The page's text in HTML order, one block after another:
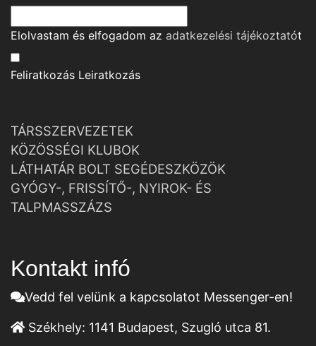
Elolvastam és elfogadom az adatkezelési tájékoztatót
Feliratkozás Leiratkozás
TÁRSSZERVEZETEK
KÖZÖSSÉGI KLUBOK
LÁTHATÁR BOLT SEGÉDESZKÖZÖK
GYÓGY-, FRISSÍTŐ-, NYIROK- ÉS
TALPMASSZÁZS
Kontakt infó
Vedd fel velünk a kapcsolatot Messenger-en!
Székhely: 1141 Budapest, Szugló utca 81.